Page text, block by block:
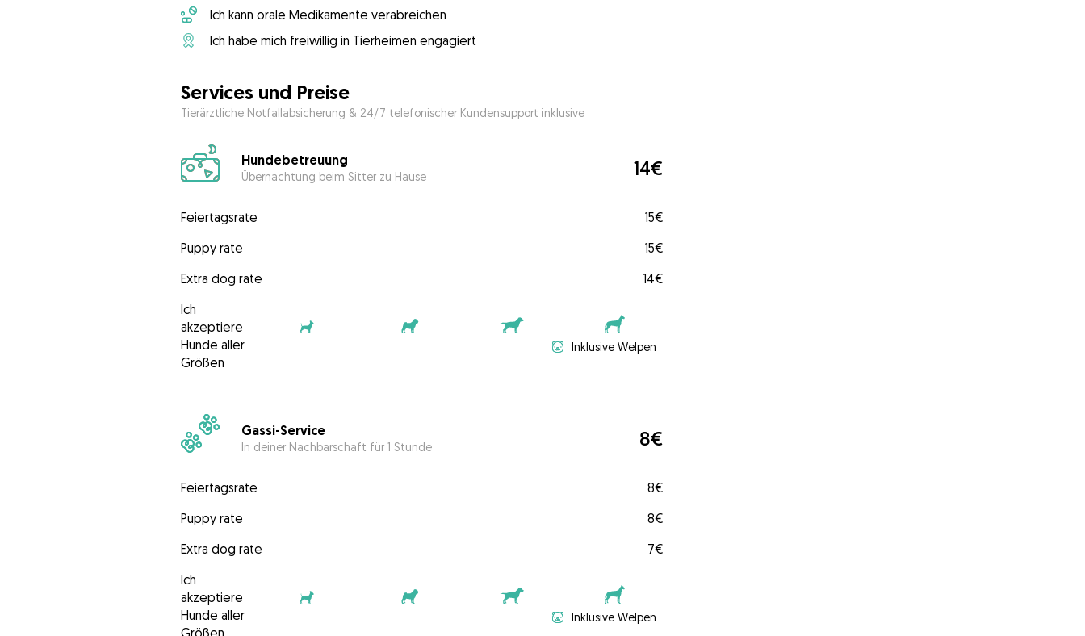
Ich kann orale Medikamente verabreichen
Ich habe mich freiwillig in Tierheimen engagiert
Services und Preise
Tierärztliche Notfallabsicherung & 24/7 telefonischer Kundensupport inklusive
Hundebetreuung
Übernachtung beim Sitter zu Hause 14€
Feiertagsrate
15€
Puppy rate
15€
Extra dog rate
14€
Ich
akzeptiere
Hunde aller
Größen
Inklusive Welpen
Gassi-Service
In deiner Nachbarschaft für 1 Stunde 8€
Feiertagsrate
8€
Puppy rate
8€
Extra dog rate
7€
Ich
akzeptiere
Hunde aller
Inklusive Welpen